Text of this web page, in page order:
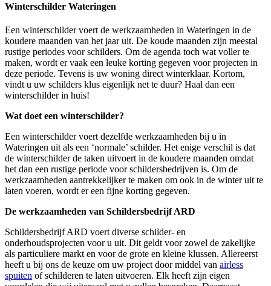
Winterschilder Wateringen
Een winterschilder voert de werkzaamheden in Wateringen in de
koudere maanden van het jaar uit. De koude maanden zijn meestal
rustige periodes voor schilders. Om de agenda toch wat voller te
maken, wordt er vaak een leuke korting gegeven voor projecten in
deze periode. Tevens is uw woning direct winterklaar. Kortom,
vindt u uw schilders klus eigenlijk net te duur? Haal dan een
winterschilder in huis!
Wat doet een winterschilder?
Een winterschilder voert dezelfde werkzaamheden bij u in
Wateringen uit als een ‘normale’ schilder. Het enige verschil is dat
de winterschilder de taken uitvoert in de koudere maanden omdat
het dan een rustige periode voor schildersbedrijven is. Om de
werkzaamheden aantrekkelijker te maken om ook in de winter uit te
laten voeren, wordt er een fijne korting gegeven.
De werkzaamheden van Schildersbedrijf ARD
Schildersbedrijf ARD voert diverse schilder- en
onderhoudsprojecten voor u uit. Dit geldt voor zowel de zakelijke
als particuliere markt en voor de grote en kleine klussen. Allereerst
heeft u bij ons de keuze om uw project door middel van airless
spuiten of schilderen te laten uitvoeren. Elk heeft zijn eigen